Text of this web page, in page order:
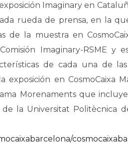
Imaginary en
rueda de prensa, en la
de la muestra en
Imaginary-RSME y
de cada una de
exposición en CosmoCaixa
Morenaments que incluye
la Universitat Politècnica